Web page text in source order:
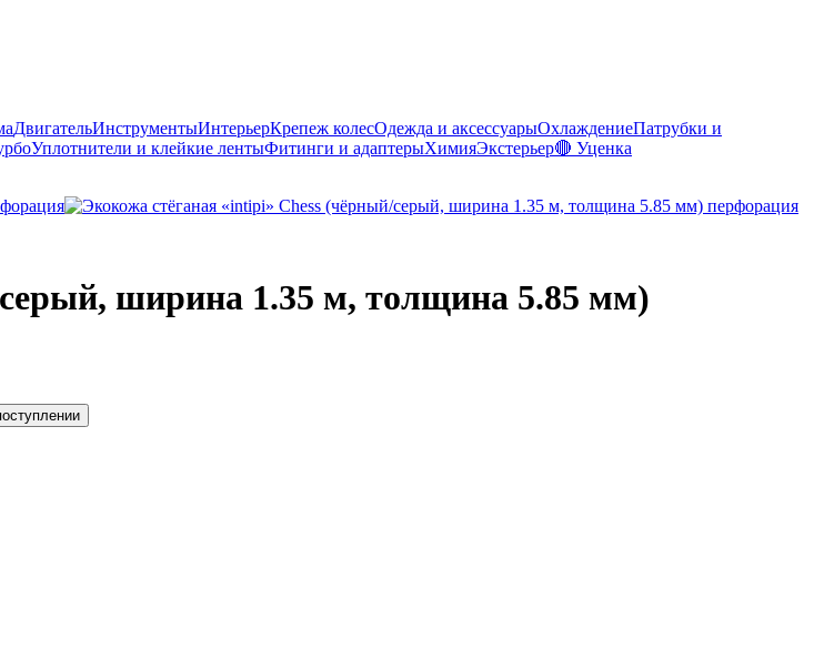
ДвигательИнструментыИнтерьерКрепеж колесОдежда и аксессуарыОхлаждениеПатрубки и
Уплотнители и клейкие лентыФитинги и адаптерыХимияЭкстерьер🔴 Уценка
ширина 1.35 м, толщина 5.85 мм)